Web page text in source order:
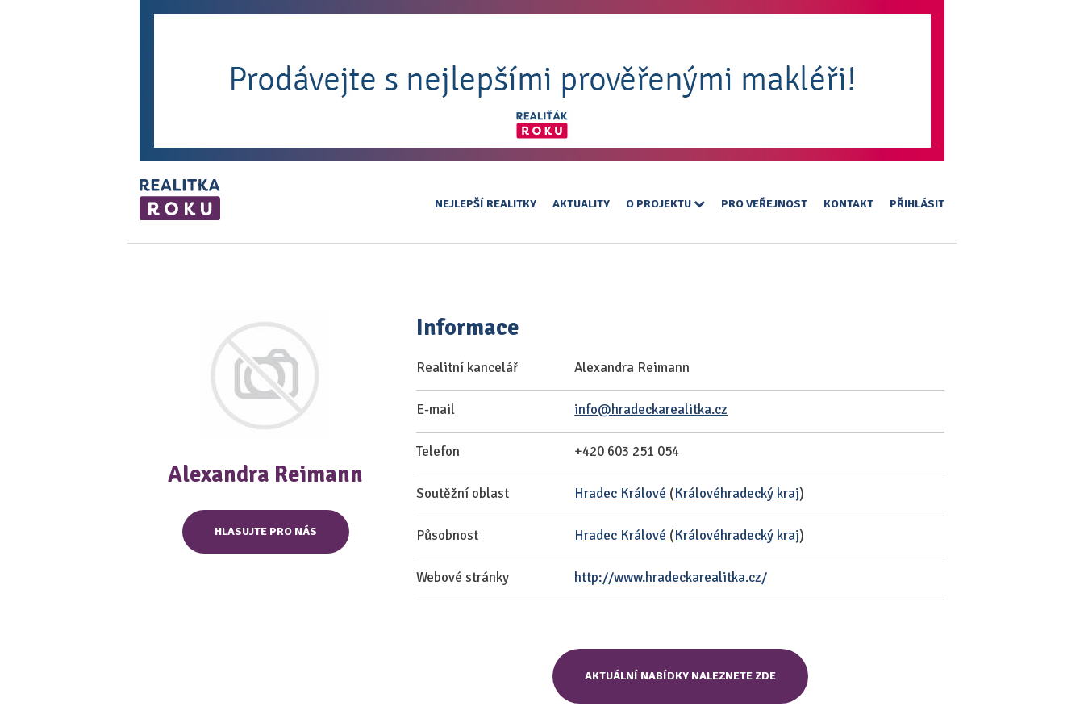
NEJLEPŠÍ REALITKY AKTUALITY O PROJEKTU PRO VEŘEJNOST KONTAKT PŘIHLÁSIT
Alexandra Reimann
HLASUJTE PRO NÁS
Informace
Realitní kancelář Alexandra Reimann
E-mail info@hradeckarealitka.cz
Telefon +420 603 251 054
Soutěžní oblast Hradec Králové (Královéhradecký kraj)
Působnost Hradec Králové (Královéhradecký kraj)
Webové stránky http://www.hradeckarealitka.cz/
AKTUÁLNÍ NABÍDKY NALEZNETE ZDE